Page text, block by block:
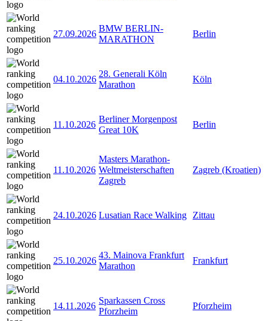
27.09.2026
BMW BERLIN-
MARATHON
Berlin
04.10.2026
28. Generali Köln
Marathon
Köln
11.10.2026
Berliner Morgenpost
Great 10K
Berlin
11.10.2026
Masters Marathon-
Weltmeisterschaften
Zagreb
Zagreb (Kroatien)
24.10.2026 Lusatian Race Walking Zittau
25.10.2026
43. Mainova Frankfurt
Marathon
Frankfurt
14.11.2026
Sparkassen Cross
Pforzheim
Pforzheim